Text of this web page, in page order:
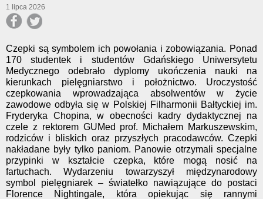
1 lipca 2026
Czepki są symbolem ich powołania i zobowiązania. Ponad
170 studentek i studentów Gdańskiego Uniwersytetu
Medycznego odebrało dyplomy ukończenia nauki na
kierunkach pielęgniarstwo i położnictwo. Uroczystość
czepkowania wprowadzająca absolwentów w życie
zawodowe odbyła się w Polskiej Filharmonii Bałtyckiej im.
Fryderyka Chopina, w obecności kadry dydaktycznej na
czele z rektorem GUMed prof. Michałem Markuszewskim,
rodziców i bliskich oraz przyszłych pracodawców. Czepki
nakładane były tylko paniom. Panowie otrzymali specjalne
przypinki w kształcie czepka, które mogą nosić na
fartuchach. Wydarzeniu towarzyszył międzynarodowy
symbol pielęgniarek – światełko nawiązujące do postaci
Florence Nightingale, która opiekując się rannymi